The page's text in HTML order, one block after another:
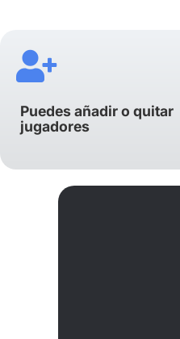
Puedes añadir o quitar
jugadores